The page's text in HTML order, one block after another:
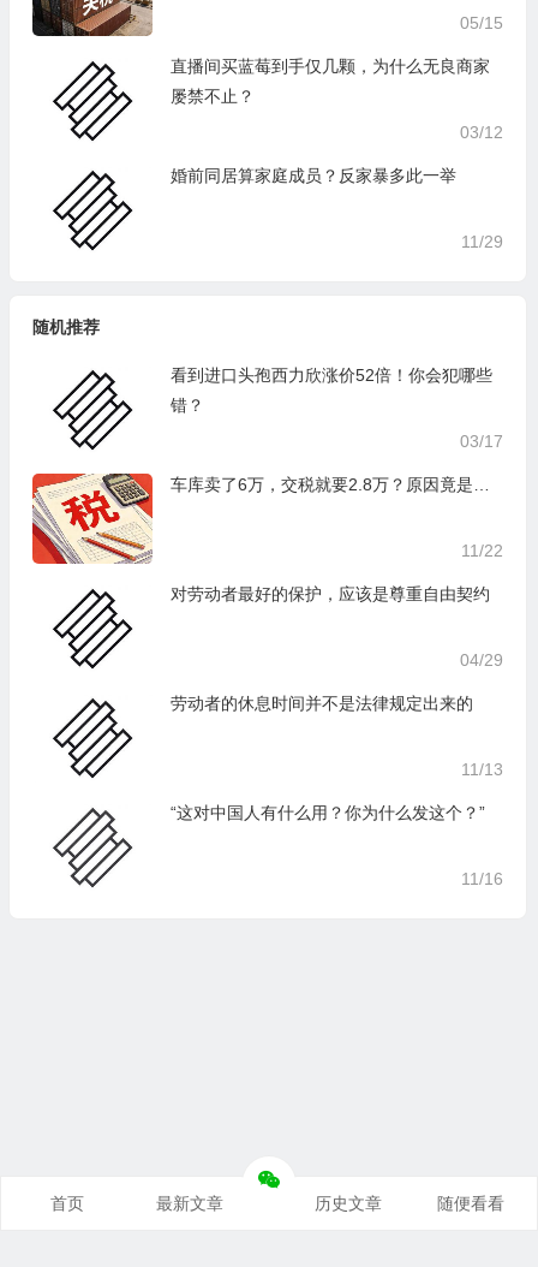
05/15
直播间买蓝莓到手仅几颗，为什么无良商家
屡禁不止？
03/12
婚前同居算家庭成员？反家暴多此一举
11/29
随机推荐
看到进口头孢西力欣涨价52倍！你会犯哪些
错？
03/17
车库卖了6万，交税就要2.8万？原因竟是…
11/22
对劳动者最好的保护，应该是尊重自由契约
04/29
劳动者的休息时间并不是法律规定出来的
11/13
“这对中国人有什么用？你为什么发这个？”
11/16
首页 最新文章 历史文章 随便看看